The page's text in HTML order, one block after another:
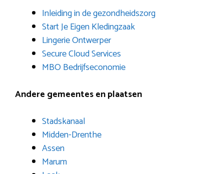
Inleiding in de gezondheidszorg
Start Je Eigen Kledingzaak
Lingerie Ontwerper
Secure Cloud Services
MBO Bedrijfseconomie
Andere gemeentes en plaatsen
Stadskanaal
Midden-Drenthe
Assen
Marum